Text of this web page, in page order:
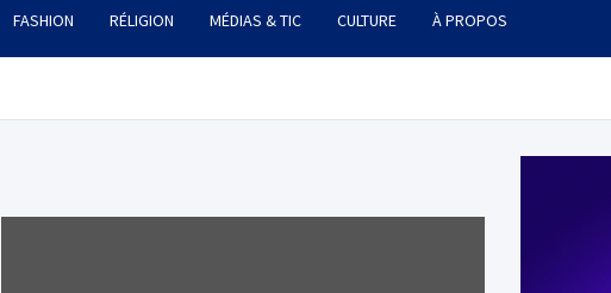
FASHION RÉLIGION MÉDIAS & TIC CULTURE À PROPOS